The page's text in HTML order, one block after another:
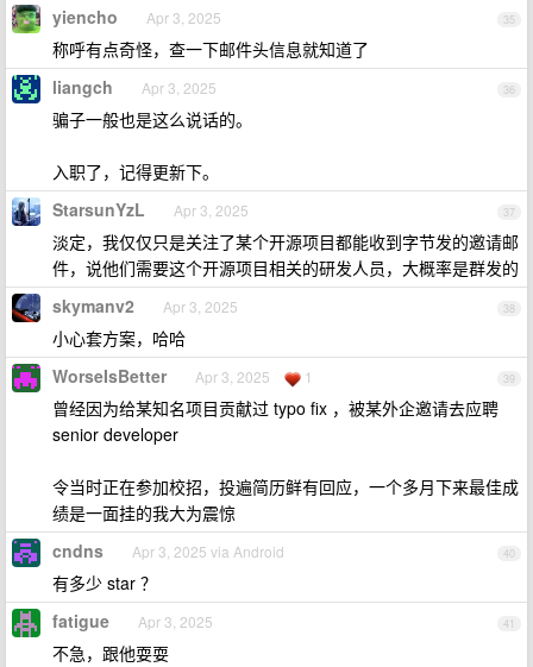
35
yiencho Apr 3, 2025
称呼有点奇怪，查一下邮件头信息就知道了
36
liangch Apr 3, 2025
骗子一般也是这么说话的。
入职了，记得更新下。
37
StarsunYzL Apr 3, 2025
淡定，我仅仅只是关注了某个开源项目都能收到字节发的邀请邮
件，说他们需要这个开源项目相关的研发人员，大概率是群发的
38
skymanv2 Apr 3, 2025
小心套方案，哈哈
39
WorseIsBetter Apr 3, 2025 1
曾经因为给某知名项目贡献过 typo fix ，被某外企邀请去应聘
senior developer
令当时正在参加校招，投遍简历鲜有回应，一个多月下来最佳成
绩是一面挂的我大为震惊
40
cndns Apr 3, 2025 via Android
有多少 star ？
41
fatigue Apr 3, 2025
不急，跟他耍耍